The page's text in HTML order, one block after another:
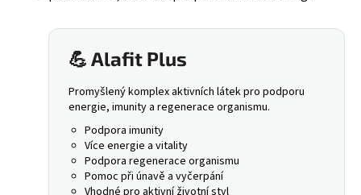
💪 Alafit Plus
Promyšlený komplex aktivních látek pro podporu
energie, imunity a regenerace organismu.
Podpora imunity
Více energie a vitality
Podpora regenerace organismu
Pomoc při únavě a vyčerpání